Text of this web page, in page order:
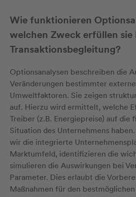
Wie funktionieren
welchen Zweck erfüllen sie
Transaktionsbegleitung?
Optionsanalysen beschreiben die
Veränderungen bestimmter
Umweltfaktoren. Sie zeigen
auf. Hierzu wird ermittelt, welche
Treiber (z.B. Energiepreise) auf
Situation des Unternehmens
wir die integrierte
Marktumfeld, identifizieren die
simulieren die Auswirkungen bei
Parameter. Dies erlaubt die
Maßnahmen für den